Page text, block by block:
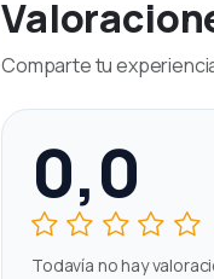
Comparte tu
0,0
Todavía no hay